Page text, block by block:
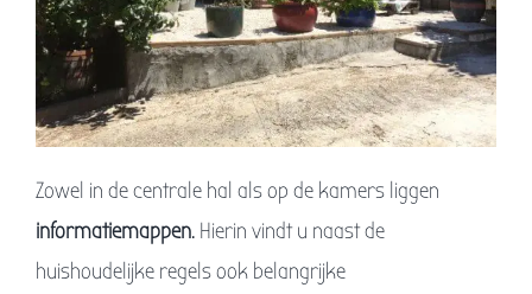
Zowel in de centrale hal als op de kamers liggen
informatiemappen. Hierin vindt u naast de
huishoudelijke regels ook belangrijke